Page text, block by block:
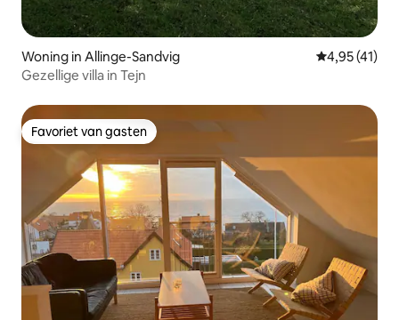
Woning in Allinge-Sandvig Gemiddelde
4,95 (41)
Gezellige villa in Tejn
Favoriet van gasten
Favoriet van gasten